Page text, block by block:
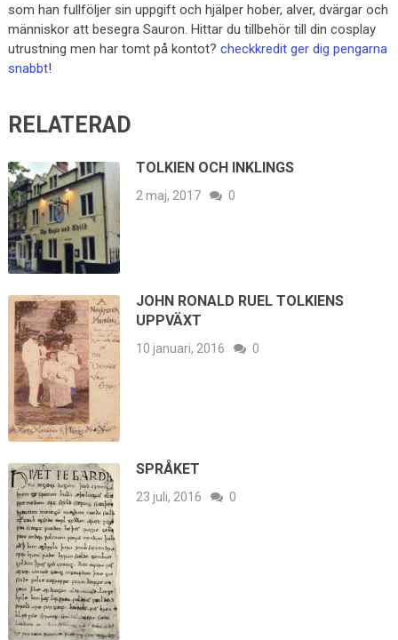
som han fullföljer sin uppgift och hjälper hober, alver, dvärgar och
människor att besegra Sauron. Hittar du tillbehör till din cosplay
utrustning men har tomt på kontot? checkkredit ger dig pengarna
snabbt!
RELATERAD
TOLKIEN OCH INKLINGS
2 maj, 2017 0
JOHN RONALD RUEL TOLKIENS
UPPVÄXT
10 januari, 2016 0
SPRÅKET
23 juli, 2016 0